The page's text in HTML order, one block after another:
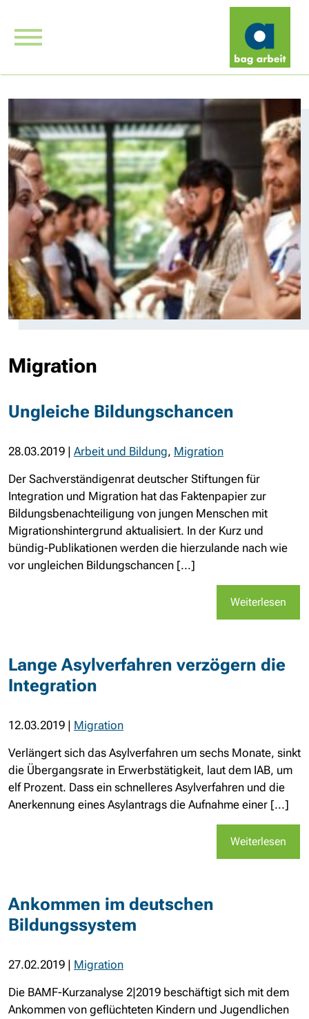
Migration
Ungleiche Bildungschancen
28.03.2019 | Arbeit und Bildung, Migration
Der Sachverständigenrat deutscher Stiftungen für
Integration und Migration hat das Faktenpapier zur
Bildungsbenachteiligung von jungen Menschen mit
Migrationshintergrund aktualisiert. In der Kurz und
bündig-Publikationen werden die hierzulande nach wie
vor ungleichen Bildungschancen [...]
Weiterlesen
Lange Asylverfahren verzögern die
Integration
12.03.2019 | Migration
Verlängert sich das Asylverfahren um sechs Monate, sinkt
die Übergangsrate in Erwerbstätigkeit, laut dem IAB, um
elf Prozent. Dass ein schnelleres Asylverfahren und die
Anerkennung eines Asylantrags die Aufnahme einer [...]
Weiterlesen
Ankommen im deutschen
Bildungssystem
27.02.2019 | Migration
Die BAMF-Kurzanalyse 2|2019 beschäftigt sich mit dem
Ankommen von geflüchteten Kindern und Jugendlichen